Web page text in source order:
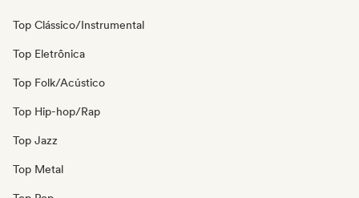
Top Clássico/Instrumental
Top Eletrônica
Top Folk/Acústico
Top Hip-hop/Rap
Top Jazz
Top Metal